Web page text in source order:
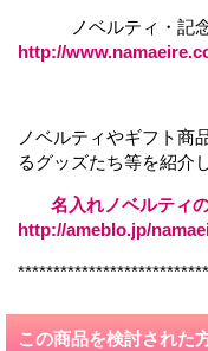
ノベルティ・記
http://
ノベルティやギフト商
るグッズたち等を紹介
名入れノベルティ
http://ameblo.jp/
この商品を検討された